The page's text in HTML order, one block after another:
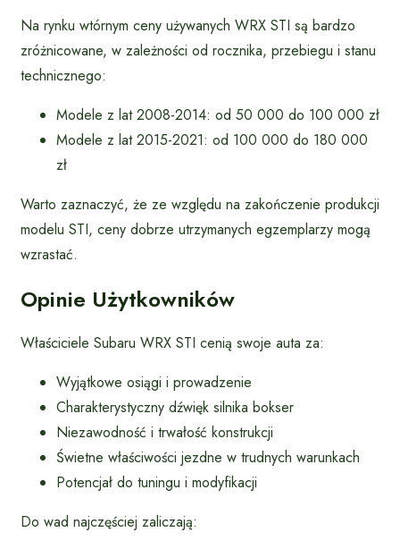
Na rynku wtórnym ceny używanych WRX STI są bardzo
zróżnicowane, w zależności od rocznika, przebiegu i stanu
technicznego:
Modele z lat 2008-2014: od 50 000 do 100 000 zł
Modele z lat 2015-2021: od 100 000 do 180 000
zł
Warto zaznaczyć, że ze względu na zakończenie produkcji
modelu STI, ceny dobrze utrzymanych egzemplarzy mogą
wzrastać.
Opinie Użytkowników
Właściciele Subaru WRX STI cenią swoje auta za:
Wyjątkowe osiągi i prowadzenie
Charakterystyczny dźwięk silnika bokser
Niezawodność i trwałość konstrukcji
Świetne właściwości jezdne w trudnych warunkach
Potencjał do tuningu i modyfikacji
Do wad najczęściej zaliczają: